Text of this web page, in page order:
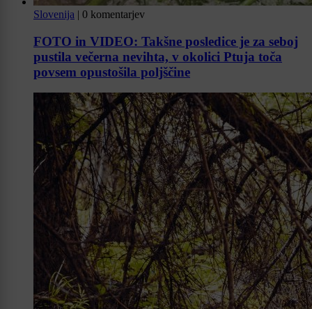
Slovenija | 0 komentarjev
FOTO in VIDEO: Takšne posledice je za seboj
pustila večerna nevihta, v okolici Ptuja toča
povsem opustošila poljščine